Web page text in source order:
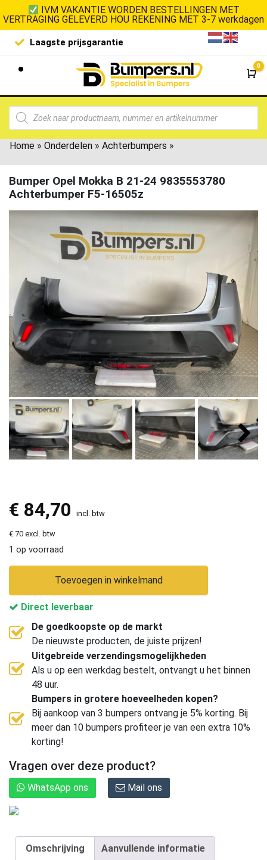
IVM VAKANTIE WORDEN BESTELLINGEN MET
VERTRAGING GELEVERD HOU REKENING MET 3-7 werkdagen
Laagste prijsgarantie De
0
Home » Onderdelen » Achterbumpers »
Bumper Opel Mokka B 21-24 9835553780
Achterbumper F5-16505z
€ 84,70 incl. btw
€ 70 excl. btw
1 op voorraad
Toevoegen in winkelmand
Direct leverbaar
De goedkoopste op de markt
De nieuwste producten, de juiste prijzen!
Uitgebreide verzendingsmogelijkheden
Als u op een werkdag bestelt, ontvangt u het binnen
48 uur.
Bumpers in grotere hoeveelheden kopen?
Bij aankoop van 3 bumpers ontvang je 5% korting. Bij
meer dan 10 bumpers profiteer je van een extra 10%
korting!
Vragen over deze product?
WhatsApp ons Mail ons
Omschrijving Aanvullende informatie